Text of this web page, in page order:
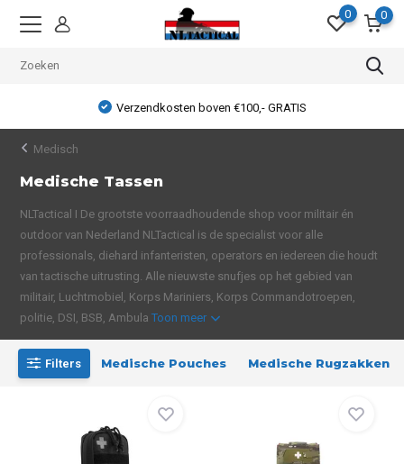
0 0
Verzendkosten boven €100,- GRATIS
Medisch
Medische Tassen
NLTactical I De grootste voorraadhoudende shop voor militair én
outdoor van Nederland NLTactical is de specialist voor alle
professionals, diehard infanteristen, operators en iedereen die houdt
van tactische uitrusting. Alle nieuwste snufjes op het gebied van
militair, Luchtmobiel, Korps Mariniers, Korps Commandotroepen,
politie, DSI, BSB, AmbulaToon meer
Filters Medische Pouches Medische Rugzakken